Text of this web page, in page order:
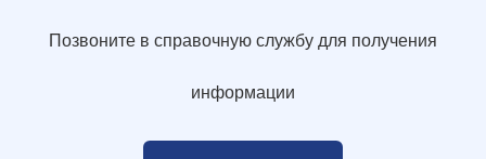
Позвоните в справочную службу для получения
информации